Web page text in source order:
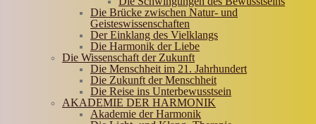
Die Brücke zwischen Natur- und
Geisteswissenschaften
Der Einklang des Vielklangs
Die Harmonik der Liebe
Die Wissenschaft der Zukunft
Die Menschheit im 21. Jahrhundert
Die Zukunft der Menschheit
Die Reise ins Unterbewusstsein
AKADEMIE DER HARMONIK
Akademie der Harmonik